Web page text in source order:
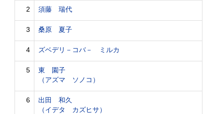
2 須藤 瑞代
3 桑原 夏子
4 ズベデリ－コバ－ ミルカ
5
東 園子
（アズマ ソノコ）
6
出田 和久
（イデタ カズヒサ）